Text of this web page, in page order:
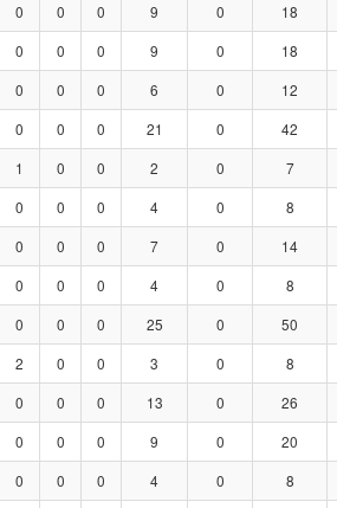
0 0 0 9 0 18
0 0 0 9 0 18
0 0 0 6 0 12
0 0 0 21 0 42
1 0 0 2 0 7
0 0 0 4 0 8
0 0 0 7 0 14
0 0 0 4 0 8
0 0 0 25 0 50
2 0 0 3 0 8
0 0 0 13 0 26
0 0 0 9 0 20
0 0 0 4 0 8